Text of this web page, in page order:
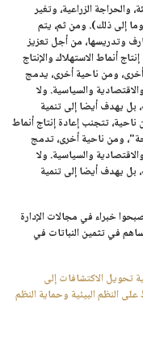
والحراجة الزراعية، وتغير
وما إلى ذلك). ومن ثم، يتم
وتدريسها، من أجل تعزيز
أنماط الاستهلاك والإنتاج
ومن ناحية أخرى، يدمج
والسياسية. ولا
بل يهدف أيضا إلى تنمية
ناحية، تتجنب إعادة إنتاج أنماط
ومن ناحية أخرى، تدمج
والسياسية. ولا
بل يهدف أيضا إلى تنمية
خبراء في مجالات الإدارة
في تثمين النباتات في
تحويل الاكتشافات إلى
على النظم البيئية وحماية النظم